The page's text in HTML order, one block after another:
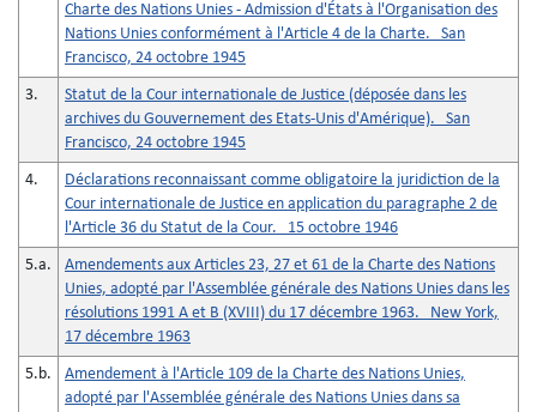
Charte des Nations Unies - Admission d'États à l'Organisation des
Nations Unies conformément à l'Article 4 de la Charte. San
Francisco, 24 octobre 1945
3.
Statut de la Cour internationale de Justice (déposée dans les
archives du Gouvernement des Etats-Unis d'Amérique). San
Francisco, 24 octobre 1945
4.
Déclarations reconnaissant comme obligatoire la juridiction de la
Cour internationale de Justice en application du paragraphe 2 de
l'Article 36 du Statut de la Cour. 15 octobre 1946
5.a.
Amendements aux Articles 23, 27 et 61 de la Charte des Nations
Unies, adopté par l'Assemblée générale des Nations Unies dans les
résolutions 1991 A et B (XVIII) du 17 décembre 1963. New York,
17 décembre 1963
5.b.
Amendement à l'Article 109 de la Charte des Nations Unies,
adopté par l'Assemblée générale des Nations Unies dans sa